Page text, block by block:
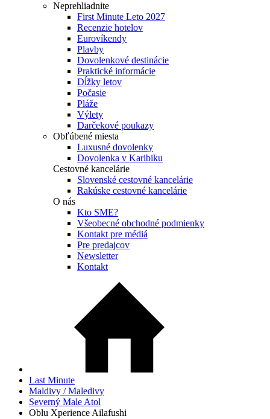
Neprehliadnite
First Minute Leto 2027
Recenzie hotelov
Eurovíkendy
Plavby
Dovolenkové destinácie
Praktické informácie
Dĺžky letov
Počasie
Pláže
Výlety
Darčekové poukazy
Obľúbené miesta
Luxusné dovolenky
Dovolenka v Karibiku
Cestovné kancelárie
Slovenské cestovné kancelárie
Rakúske cestovné kancelárie
O nás
Kto SME?
Všeobecné obchodné podmienky
Kontakt pre médiá
Pre predajcov
Newsletter
Kontakt
Last Minute
Maldivy / Maledivy
Severný Male Atol
Oblu Xperience Ailafushi